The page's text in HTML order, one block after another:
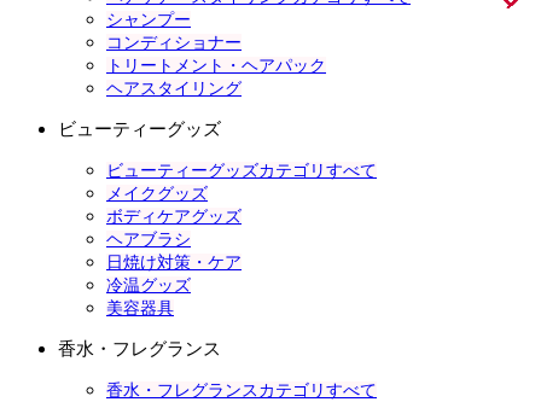
シャンプー
コンディショナー
トリートメント・ヘアパック
ヘアスタイリング
ビューティーグッズ
ビューティーグッズカテゴリすべて
メイクグッズ
ボディケアグッズ
ヘアブラシ
日焼け対策・ケア
冷温グッズ
美容器具
香水・フレグランス
香水・フレグランスカテゴリすべて